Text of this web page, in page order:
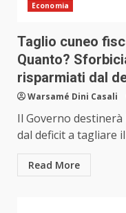
Economia
Taglio cuneo
Quanto?
risparmiati dal
Warsamé Dini Casali
Il Governo
dal deficit a tagliare il
Read More